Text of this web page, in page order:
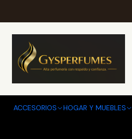
ACCESORIOS HOGAR Y MUEBLES